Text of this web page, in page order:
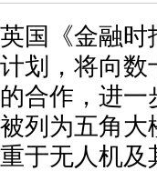
英国《金融时
计划，将向数
的合作，进一
被列为五角大
重于无人机及